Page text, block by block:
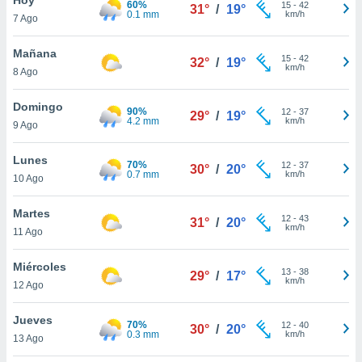
y
en
más
de
7 Ago
60%
0.1 mm
31° / 19° 15- 42
km/h
Mañana
8 Ago
32° / 19° 15- 42
km/h
Domingo
9 Ago
90%
4.2 mm
29° / 19° 12- 37
km/h
Lunes
10 Ago
70%
0.7 mm
30° / 20° 12- 37
km/h
Martes
11 Ago
31° / 20° 12- 43
km/h
Miércoles
12 Ago
29° / 17° 13- 38
km/h
Jueves
13 Ago
70%
0.3 mm
30° / 20° 12- 40
km/h